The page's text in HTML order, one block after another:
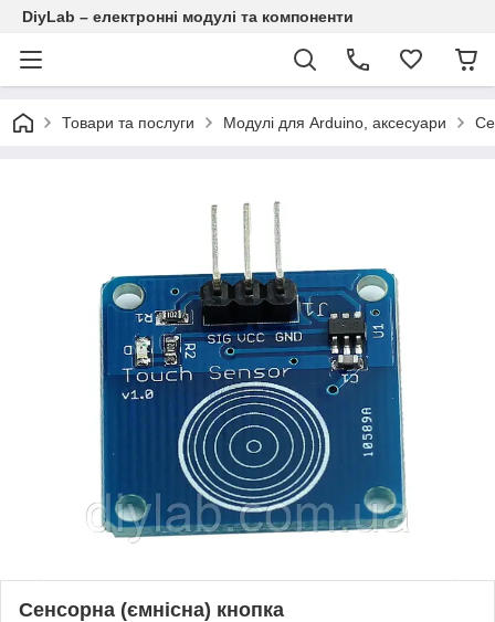
DiyLab – електронні модулі та компоненти
Товари та послуги Модулі для Arduino, аксесуари
Сенсорна (ємнісна) кнопка